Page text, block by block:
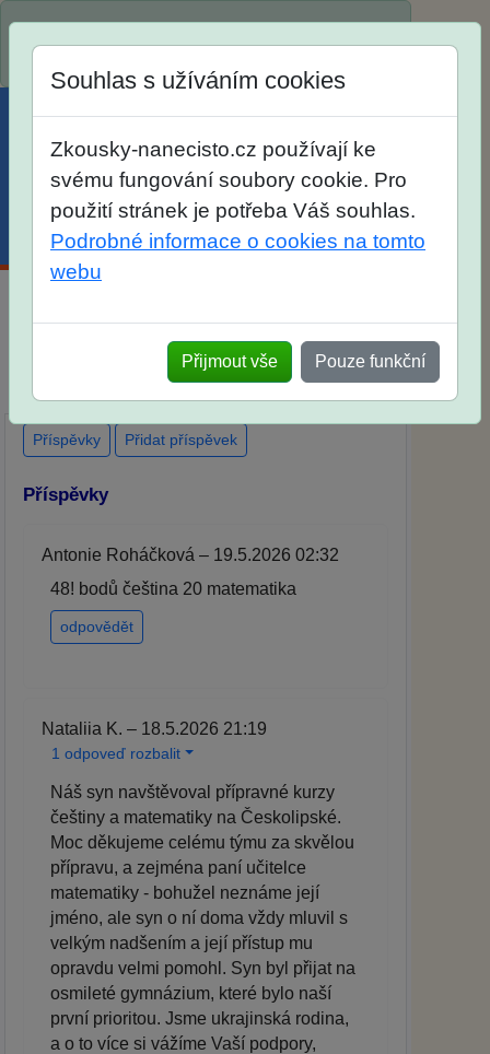
Menu Košík
Diskuse Jak jste dopadli u zkoušek na SŠ?
Vaše ohlasy po skutečných přijímacích
Souhlas s užíváním cookies
Zkousky-nanecisto.cz používají ke
svému fungování soubory cookie. Pro
použití stránek je potřeba Váš souhlas.
Podrobné informace o cookies na tomto
webu
Přijmout vše Pouze funkční
Příspěvky Přidat příspěvek
Příspěvky
Antonie Roháčková – 19.5.2026 02:32
48! bodů čeština 20 matematika
odpovědět
Nataliia K. – 18.5.2026 21:19
1 odpoveď rozbalit
Náš syn navštěvoval přípravné kurzy
češtiny a matematiky na Českolipské.
Moc děkujeme celému týmu za skvělou
přípravu, a zejména paní učitelce
matematiky - bohužel neznáme její
jméno, ale syn o ní doma vždy mluvil s
velkým nadšením a její přístup mu
opravdu velmi pomohl. Syn byl přijat na
osmileté gymnázium, které bylo naší
první prioritou. Jsme ukrajinská rodina,
a o to více si vážíme Vaší podpory,